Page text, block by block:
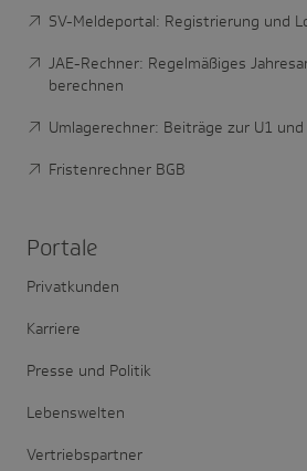
SV-Meldeportal: Registrierung und
JAE-Rechner: Regelmäßiges
berechnen
Umlagerechner: Beiträge zur U1 und
Fristenrechner BGB
Portale
Privatkunden
Karriere
Presse und Politik
Lebenswelten
Vertriebspartner